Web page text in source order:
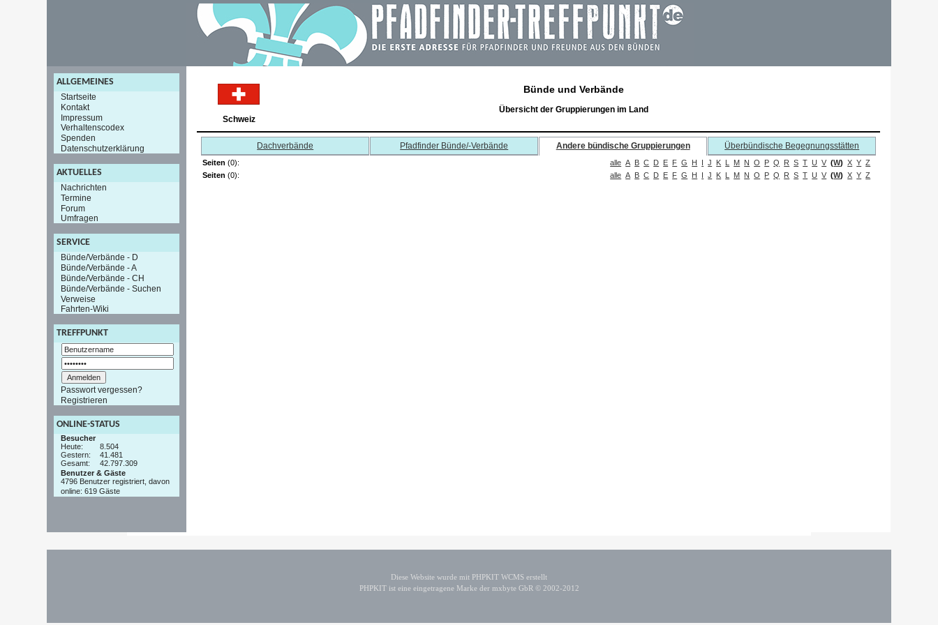
ALLGEMEINES
Startseite
Kontakt
Impressum
Verhaltenscodex
Spenden
Datenschutzerklärung
AKTUELLES
Nachrichten
Termine
Forum
Umfragen
SERVICE
Bünde/Verbände - D
Bünde/Verbände - A
Bünde/Verbände - CH
Bünde/Verbände - Suchen
Verweise
Fahrten-Wiki
TREFFPUNKT
Passwort vergessen?
Registrieren
ONLINE-STATUS
Besucher
Heute:
8.504
Gestern:
41.481
Gesamt:
42.797.309
Benutzer & Gäste
4796 Benutzer registriert, davon
online: 619 Gäste
Schweiz
Bünde und Verbände
Übersicht der Gruppierungen im Land
Dachverbände Pfadfinder Bünde/-Verbände Andere bündische Gruppierungen Überbündische Begegnungsstätten
Seiten (0): alle A B C D E F G H I J K L M N O P Q R S T U V (W) X Y Z
Seiten (0): alle A B C D E F G H I J K L M N O P Q R S T U V (W) X Y Z
Diese Website wurde mit PHPKIT WCMS erstellt
PHPKIT ist eine eingetragene Marke der mxbyte GbR © 2002-2012